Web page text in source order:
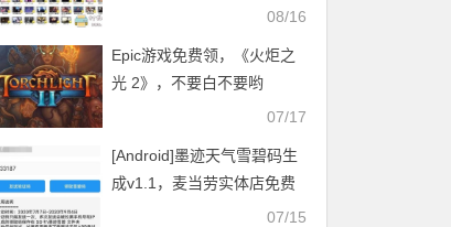
08/16
Epic游戏免费领，《火炬之
光 2》，不要白不要哟
07/17
[Android]墨迹天气雪碧码生
成v1.1，麦当劳实体店免费
07/15